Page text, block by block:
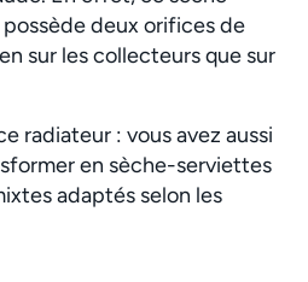
deux orifices de
sur les collecteurs que sur
radiateur : vous avez aussi
en sèche-serviettes
adaptés selon les